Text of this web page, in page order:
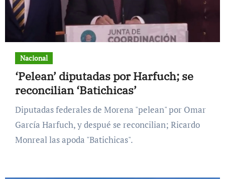
Nacional
‘Pelean’ diputadas por Harfuch; se
reconcilian ‘Batichicas’
Diputadas federales de Morena "pelean" por Omar
García Harfuch, y despué se reconcilian; Ricardo
Monreal las apoda "Batichicas".